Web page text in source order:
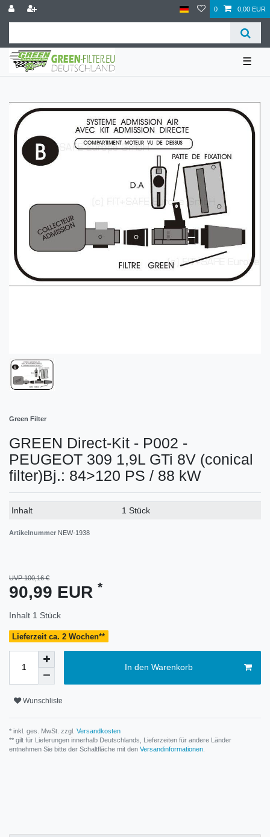
0 0,00 EUR
☰
Green Filter
GREEN Direct-Kit - P002 -
PEUGEOT 309 1,9L GTi 8V (conical
filter)Bj.: 84>120 PS / 88 kW
Technisches
Wert
Inhalt 1 Stück
Artikelnummer NEW-1938
UVP 100,16 €
90,99 EUR *
Inhalt 1 Stück
Lieferzeit ca. 2 Wochen**
In den Warenkorb
Wunschliste
* inkl. ges. MwSt. zzgl. Versandkosten
** gilt für Lieferungen innerhalb Deutschlands, Lieferzeiten für andere Länder
entnehmen Sie bitte der Schaltfläche mit den Versandinformationen